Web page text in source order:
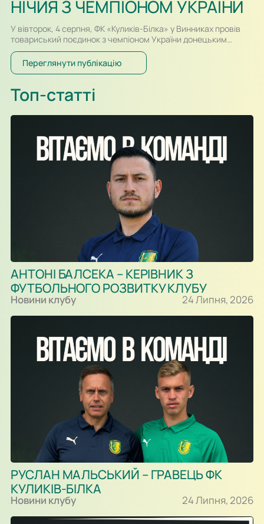
НІЧИЯ З ЧЕМПІОНОМ УКРАЇНИ
У вівторок, 4 серпня, ФК «Куликів-Білка» у Винниках провів
товариський поєдинок з чемпіоном України донецьким
«Шахтарем». Перший тайм спарингу, який відбувався у
форматі два тайми по 30-ть хвилин, проходив за переваги
гравців «Шахтаря», які більше контролювали м’яч і частіше
Олександра Караваєва м’яч потрапив у стійку воріт…
Переглянути публікацію
Топ-статті
АНТОНІ БАЛСЕКА – КЕРІВНИК З
ФУТБОЛЬНОГО РОЗВИТКУ КЛУБУ
Новини клубу 24 Липня, 2026
РУСЛАН МАЛЬСЬКИЙ – ГРАВЕЦЬ ФК
КУЛИКІВ-БІЛКА
Новини клубу 24 Липня, 2026